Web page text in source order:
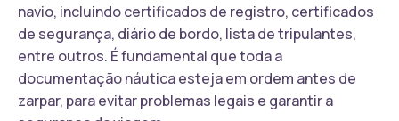
navio, incluindo certificados de registro, certificados
de segurança, diário de bordo, lista de tripulantes,
entre outros. É fundamental que toda a
documentação náutica esteja em ordem antes de
zarpar, para evitar problemas legais e garantir a